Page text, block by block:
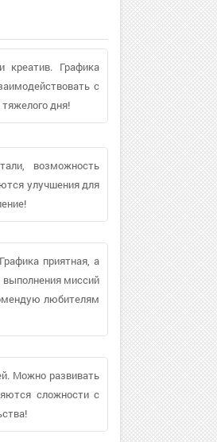
креатив. Графика
с
дня!
возможность
улучшения для
приятная, а
миссий
любителям
Можно развивать
сложности с